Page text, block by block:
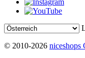
© 2010-2026 niceshops